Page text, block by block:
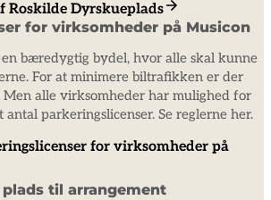
Roskilde Dyrskueplads
for virksomheder på Musicon
bæredygtig bydel, hvor alle skal kunne
For at minimere biltrafikken er der
alle virksomheder har mulighed for
parkeringslicenser. Se reglerne her.
for virksomheder på
til arrangement